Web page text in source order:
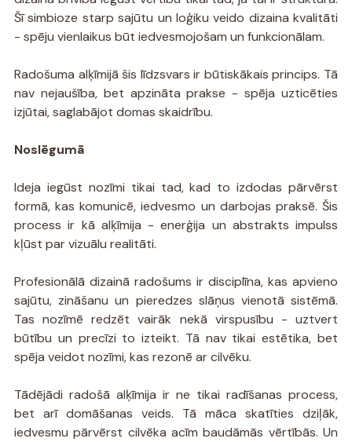
Šī simbioze starp sajūtu un loģiku veido dizaina kvalitāti
- spēju vienlaikus būt iedvesmojošam un funkcionālam.
Radošuma alķīmijā šis līdzsvars ir būtiskākais princips. Tā
nav nejaušība, bet apzināta prakse - spēja uzticēties
izjūtai, saglabājot domas skaidrību.
Noslēgumā
Ideja iegūst nozīmi tikai tad, kad to izdodas pārvērst
formā, kas komunicē, iedvesmo un darbojas praksē. Šis
process ir kā alķīmija - enerģija un abstrakts impulss
kļūst par vizuālu realitāti.
Profesionālā dizainā radošums ir disciplīna, kas apvieno
sajūtu, zināšanu un pieredzes slāņus vienotā sistēmā.
Tas nozīmē redzēt vairāk nekā virspusību - uztvert
būtību un precīzi to izteikt. Tā nav tikai estētika, bet
spēja veidot nozīmi, kas rezonē ar cilvēku.
Tādējādi radošā alķīmija ir ne tikai radīšanas process,
bet arī domāšanas veids. Tā māca skatīties dziļāk,
iedvesmu pārvērst cilvēka acīm baudāmās vērtībās. Un